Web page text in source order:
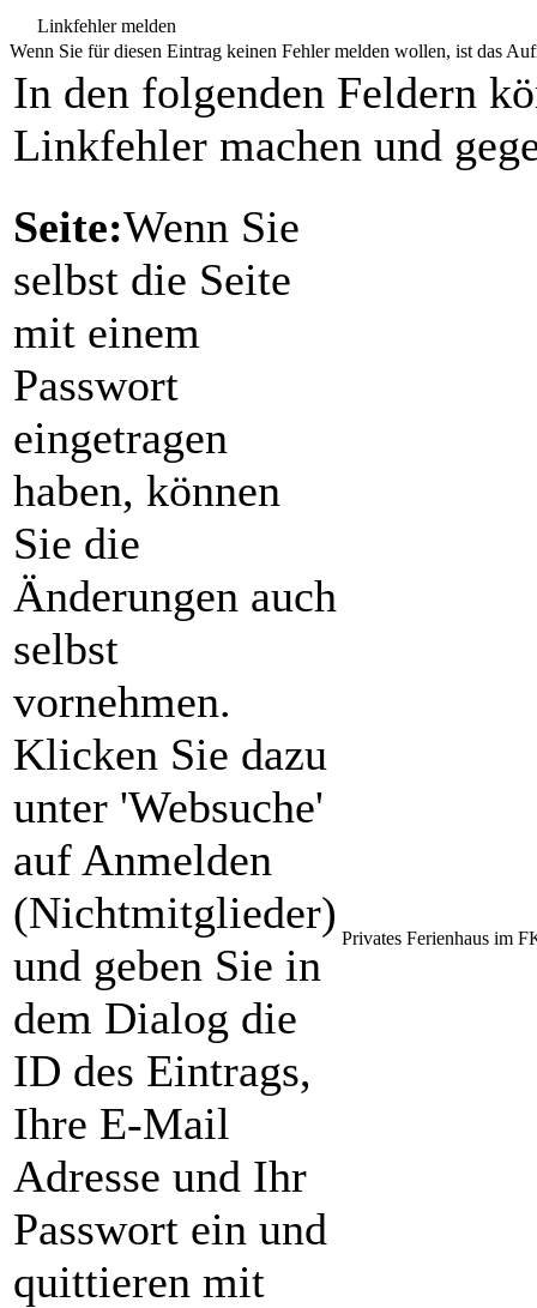
Linkfehler melden
Wenn Sie für diesen Eintrag keinen Fehler melden wollen, ist das
In den folgenden Feldern
Linkfehler machen und
Seite:Wenn Sie
selbst die Seite
mit einem
Passwort
eingetragen
haben, können
Sie die
Änderungen auch
selbst
vornehmen.
Klicken Sie dazu
unter 'Websuche'
auf Anmelden
(Nichtmitglieder)
und geben Sie in
dem Dialog die
ID des Eintrags,
Ihre E-Mail
Adresse und Ihr
Passwort ein und
quittieren mit
Privates Ferienhaus im